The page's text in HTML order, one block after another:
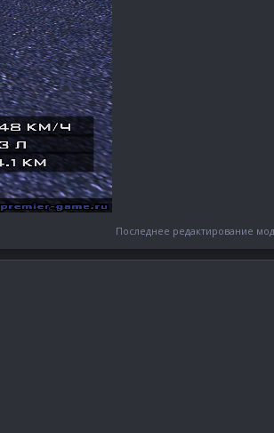
Последнее редактирование